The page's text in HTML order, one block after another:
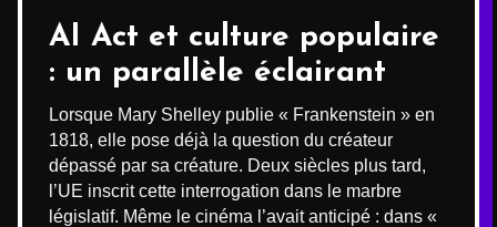
AI Act et culture populaire
: un parallèle éclairant
Lorsque Mary Shelley publie « Frankenstein » en
1818, elle pose déjà la question du créateur
dépassé par sa créature. Deux siècles plus tard,
l’UE inscrit cette interrogation dans le marbre
législatif. Même le cinéma l’avait anticipé : dans «